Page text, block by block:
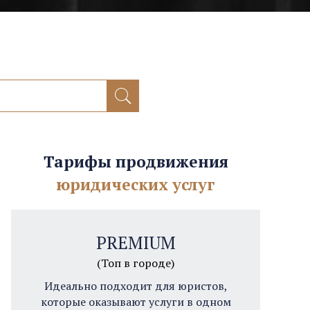
Тарифы продвижения
юридических услуг
PREMIUM
(Топ в городе)
Идеально подходит для юристов,
которые оказывают услуги в одном